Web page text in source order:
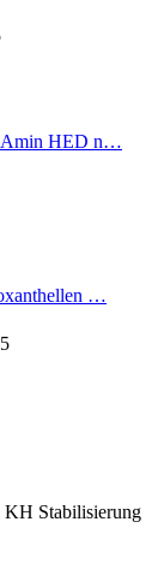
Amin HED n…
…
KH Stabilisierung